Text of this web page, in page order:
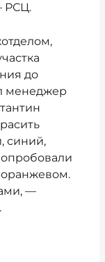
РСЦ.
до
менеджер
синий,
оранжевом.
—